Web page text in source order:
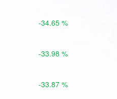
-34.65 %
-33.98 %
-33.87 %